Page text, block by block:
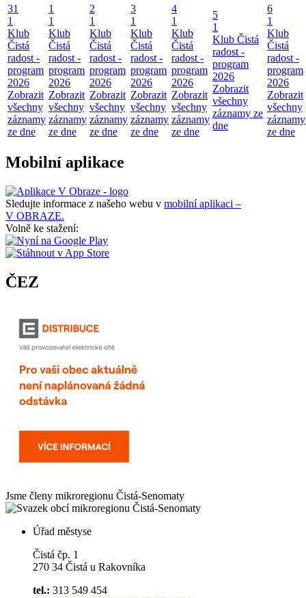
31
1
Klub
Čistá
radost -
program
2026
Zobrazit
všechny
záznamy
ze dne
1
1
Klub
Čistá
radost -
program
2026
Zobrazit
všechny
záznamy
ze dne
2
1
Klub
Čistá
radost -
program
2026
Zobrazit
všechny
záznamy
ze dne
3
1
Klub
Čistá
radost -
program
2026
Zobrazit
všechny
záznamy
ze dne
4
1
Klub
Čistá
radost -
program
2026
Zobrazit
všechny
záznamy
ze dne
5
1
Klub Čistá
radost -
program
2026
Zobrazit
všechny
záznamy ze
dne
6
1
Klub
Čistá
radost -
program
2026
Zobrazit
všechny
záznamy
ze dne
Mobilní aplikace
Sledujte informace z našeho webu v mobilní aplikaci –
V OBRAZE.
Volně ke stažení:
ČEZ
Jsme členy mikroregionu Čistá-Senomaty
Úřad městyse
Čistá čp. 1
270 34 Čistá u Rakovníka
tel.: 313 549 454